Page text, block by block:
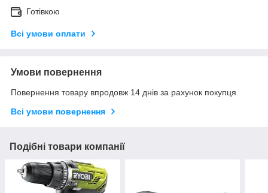
Готівкою
Всі умови оплати
Умови повернення
Повернення товару впродовж 14 днів за рахунок покупця
Всі умови повернення
Подібні товари компанії